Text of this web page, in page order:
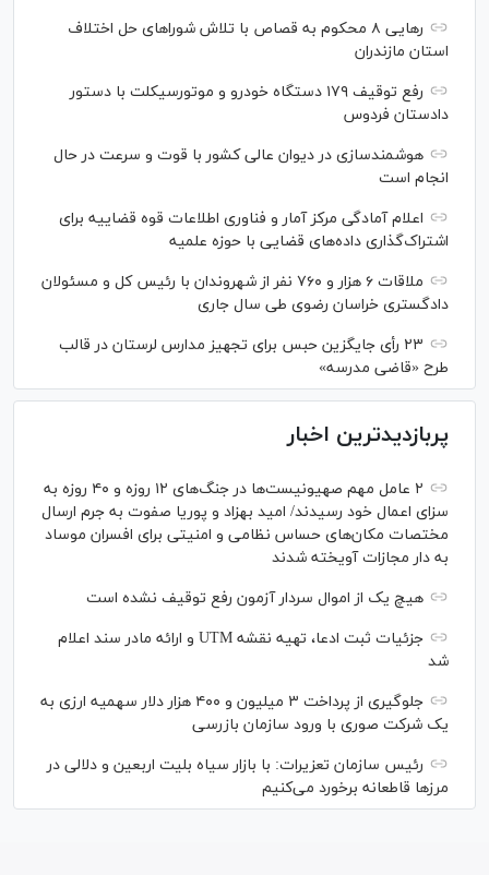
رهایی ۸ محکوم به قصاص با تلاش شورا‌های حل اختلاف
استان مازندران
رفع توقیف ۱۷۹ دستگاه خودرو و موتورسیکلت با دستور
دادستان فردوس
هوشمندسازی در دیوان عالی کشور با قوت و سرعت در حال
انجام است
اعلام آمادگی مرکز آمار و فناوری اطلاعات قوه قضاییه برای
اشتراک‌گذاری داده‌های قضایی با حوزه علمیه
ملاقات ۶ هزار و ۷۶۰ نفر از شهروندان با رئیس کل و مسئولان
دادگستری خراسان رضوی طی سال جاری
۲۳ رأی جایگزین حبس برای تجهیز مدارس لرستان در قالب
طرح «قاضی مدرسه»
پربازدیدترین اخبار
۲ عامل مهم صهیونیست‌ها در جنگ‌های ۱۲ روزه و ۴۰ روزه به
سزای اعمال خود رسیدند/ امید بهزاد و پوریا صفوت به جرم ارسال
مختصات مکان‌های حساس نظامی و امنیتی برای افسران موساد
به دار مجازات آویخته شدند
هیچ یک از اموال سردار آزمون رفع توقیف نشده است
جزئیات ثبت ادعا، تهیه نقشه UTM و ارائه مادر سند اعلام
شد
جلوگیری از پرداخت ۳ میلیون و ۴۰۰ هزار دلار سهمیه ارزی به
یک شرکت صوری با ورود سازمان بازرسی
رئیس سازمان تعزیرات: با بازار سیاه بلیت اربعین و دلالی در
مرز‌ها قاطعانه برخورد می‌کنیم